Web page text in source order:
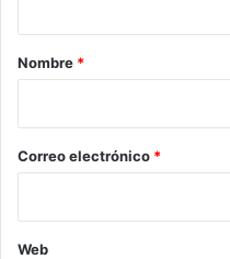
r
*
Nombre *
Correo electrónico *
Web